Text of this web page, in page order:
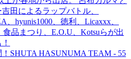
田によるラップバトル、
、hyunis1000、徳利、Licaxxx、
品まつり、E.O.U、Kotsuらが出
SHUTA HASUNUMA TEAM - 55